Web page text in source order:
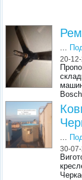
...
20-
...
30-